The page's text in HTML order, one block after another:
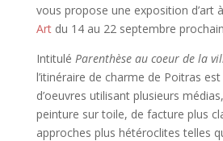
vous propose une exposition d’art
Artdu 14 au 22 septembre
Intitulé Parenthèse au coeur de la
l’itinéraire de charme de Poitras
d’oeuvres utilisant plusieurs
peinture sur toile, de facture plus
approches plus hétéroclites telles